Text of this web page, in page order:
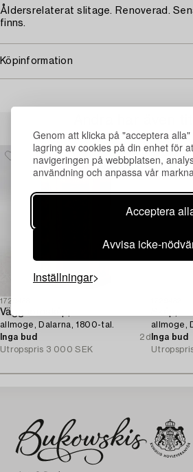
Genom att klicka på "acceptera
lagring av cookies på din enhet för
navigeringen på webbplatsen,
användning och anpassa vår
Acceptera
Avvisa icke-
Inställningar
Åldersrelaterat slitage. Renoverad.
finns.
Köpinformation
1729438
Vägghörnskåp,
allmoge, Dalarna, 1800-tal.
Inga bud
2d
Utropspris 3 000 SEK
allmoge,
Inga bud